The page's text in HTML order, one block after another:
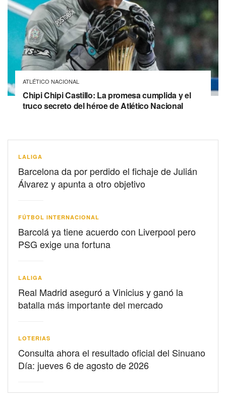
ATLÉTICO NACIONAL
Chipi Chipi Castillo: La promesa cumplida y el
truco secreto del héroe de Atlético Nacional
LALIGA
Barcelona da por perdido el fichaje de Julián
Álvarez y apunta a otro objetivo
FÚTBOL INTERNACIONAL
Barcolá ya tiene acuerdo con Liverpool pero
PSG exige una fortuna
LALIGA
Real Madrid aseguró a Vinicius y ganó la
batalla más importante del mercado
LOTERIAS
Consulta ahora el resultado oficial del Sinuano
Día: jueves 6 de agosto de 2026